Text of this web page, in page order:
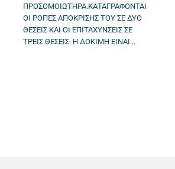
ΠΡΟΣΟΜΟΙΩΤΗΡΑ.ΚΑΤΑΓΡΑΦΟΝΤΑΙ
ΟΙ ΡΟΠΕΣ ΑΠΟΚΡΙΣΗΣ ΤΟΥ ΣΕ ΔΥΟ
ΘΕΣΕΙΣ ΚΑΙ ΟΙ ΕΠΙΤΑΧΥΝΣΕΙΣ ΣΕ
ΤΡΕΙΣ ΘΕΣΕΙΣ. Η ΔΟΚΙΜΗ ΕΙΝΑΙ...